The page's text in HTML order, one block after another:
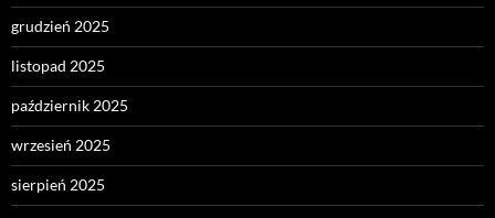
grudzień 2025
listopad 2025
październik 2025
wrzesień 2025
sierpień 2025